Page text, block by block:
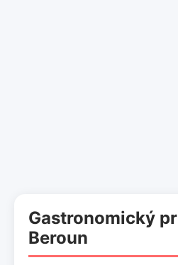
Gastronomický
Beroun